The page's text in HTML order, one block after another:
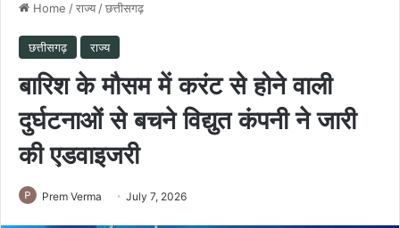
Home /राज्य /छत्तीसगढ़
छत्तीसगढ़ राज्य
बारिश के मौसम में करंट से होने वाली
दुर्घटनाओं से बचने विद्युत कंपनी ने जारी
की एडवाइजरी
Prem Verma July 7, 2026